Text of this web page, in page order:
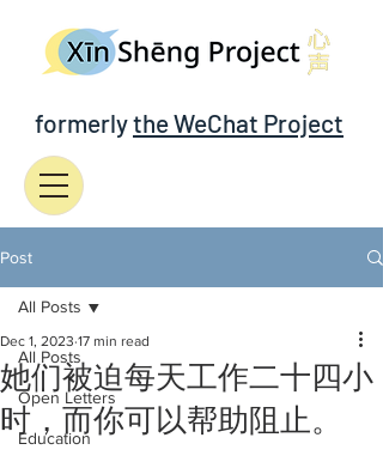
formerlythe WeChat Project
Post
All Posts
Open Letters
Education
All Posts
她们被迫每天工作二十四小
时，而你可以帮助阻止。
Dec 1, 2023 17 min read